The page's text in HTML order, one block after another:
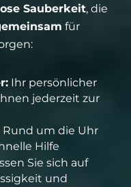
Sauberkeit, die
für
Ihr persönlicher
jederzeit zur
Rund um die Uhr
Hilfe
Sie sich auf
und